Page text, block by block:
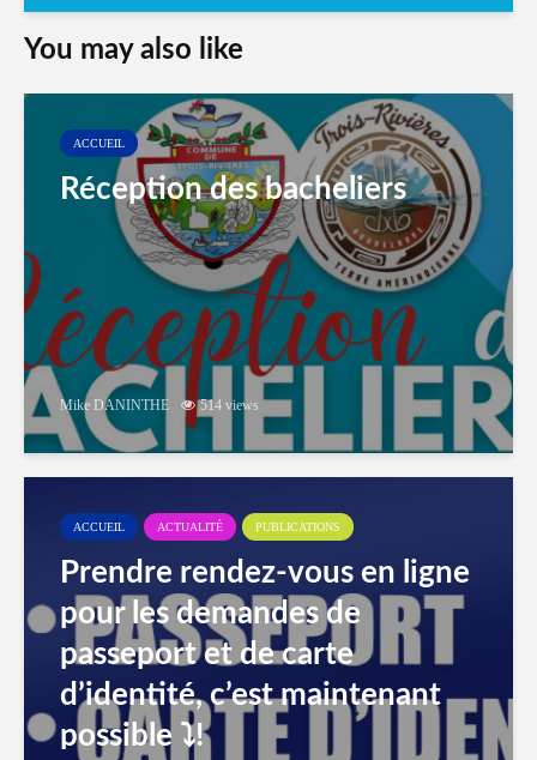
You may also like
ACCUEIL
Réception des bacheliers
Mike DANINTHE 514 views
ACCUEIL ACTUALITÉ PUBLICATIONS
Prendre rendez-vous en ligne
pour les demandes de
passeport et de carte
d’identité, c’est maintenant
possible ⤵️!